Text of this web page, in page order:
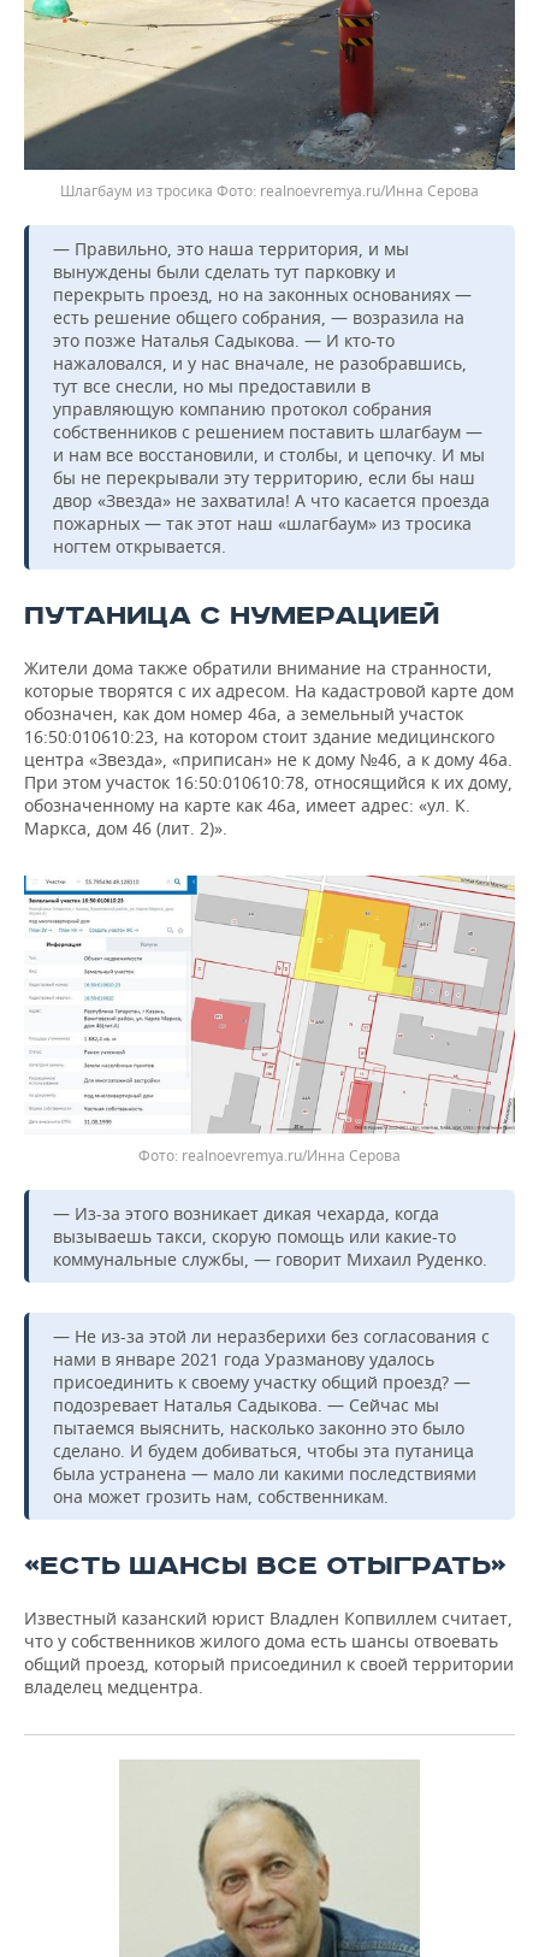
Шлагбаум из тросика realnoevremya.ru/Инна Серова
— Правильно, это наша территория, и мы
вынуждены были сделать тут парковку и
перекрыть проезд, но на законных основаниях —
есть решение общего собрания, — возразила на
это позже Наталья Садыкова. — И кто-то
нажаловался, и у нас вначале, не разобравшись,
тут все снесли, но мы предоставили в
управляющую компанию протокол собрания
собственников с решением поставить шлагбаум —
и нам все восстановили, и столбы, и цепочку. И мы
бы не перекрывали эту территорию, если бы наш
двор «Звезда» не захватила! А что касается проезда
пожарных — так этот наш «шлагбаум» из тросика
ногтем открывается.
ПУТАНИЦА С НУМЕРАЦИЕЙ
Жители дома также обратили внимание на странности,
которые творятся с их адресом. На кадастровой карте дом
обозначен, как дом номер 46а, а земельный участок
16:50:010610:23, на котором стоит здание медицинского
центра «Звезда», «приписан» не к дому №46, а к дому 46а.
При этом участок 16:50:010610:78, относящийся к их дому,
обозначенному на карте как 46а, имеет адрес: «ул. К.
Маркса, дом 46 (лит. 2)».
realnoevremya.ru/Инна Серова
— Из-за этого возникает дикая чехарда, когда
вызываешь такси, скорую помощь или какие-то
коммунальные службы, — говорит Михаил Руденко.
— Не из-за этой ли неразберихи без согласования с
нами в январе 2021 года Уразманову удалось
присоединить к своему участку общий проезд? —
подозревает Наталья Садыкова. — Сейчас мы
пытаемся выяснить, насколько законно это было
сделано. И будем добиваться, чтобы эта путаница
была устранена — мало ли какими последствиями
она может грозить нам, собственникам.
«ЕСТЬ ШАНСЫ ВСЕ ОТЫГРАТЬ»
Известный казанский юрист Владлен Копвиллем считает,
что у собственников жилого дома есть шансы отвоевать
общий проезд, который присоединил к своей территории
владелец медцентра.